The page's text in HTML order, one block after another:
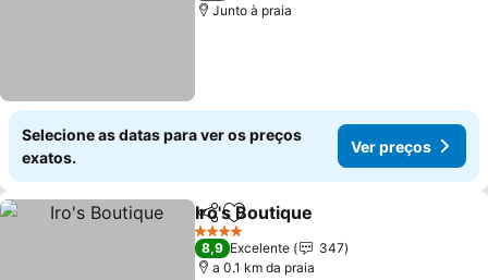
Junto à praia
Selecione as datas para ver os preços
exatos.
Ver preços
PartilharAdicionar aos favoritos
Iro's Boutique
4 Estrelas
8,9 Excelente
347
a 0.1 km da praia